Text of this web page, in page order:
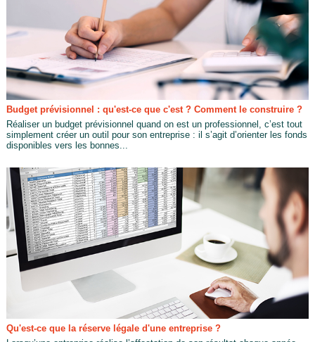
Budget prévisionnel : qu'est-ce que c'est ? Comment le construire ?
Réaliser un budget prévisionnel quand on est un professionnel, c’est tout
simplement créer un outil pour son entreprise : il s’agit d’orienter les fonds
disponibles vers les bonnes...
Qu'est-ce que la réserve légale d'une entreprise ?